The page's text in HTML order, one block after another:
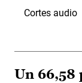
Cortes audio
Un 66,58